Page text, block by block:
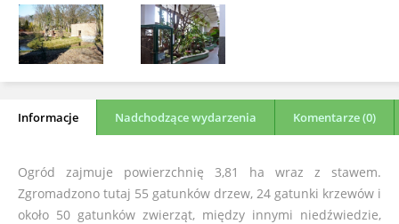
Informacje Nadchodzące wydarzenia Komentarze (0)
Ogród zajmuje powierzchnię 3,81 ha wraz z stawem.
Zgromadzono tutaj 55 gatunków drzew, 24 gatunki krzewów i
około 50 gatunków zwierząt, między innymi niedźwiedzie,